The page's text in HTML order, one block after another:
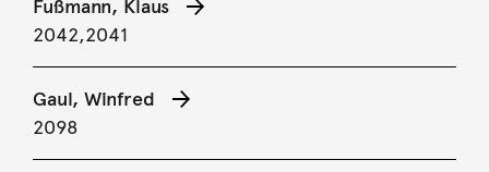
Fußmann, Klaus
2042,2041
Gaul, Winfred
2098